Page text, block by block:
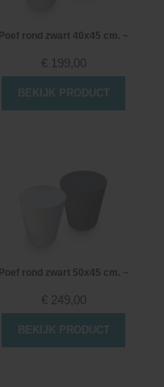
Poef rond zwart 40x45 cm. ~
€ 199,00
BEKIJK PRODUCT
Poef rond zwart 50x45 cm. ~
€ 249,00
BEKIJK PRODUCT